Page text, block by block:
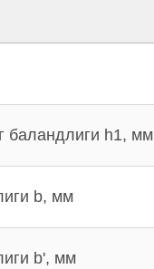
баландлиги h1, мм
b, мм
b', мм